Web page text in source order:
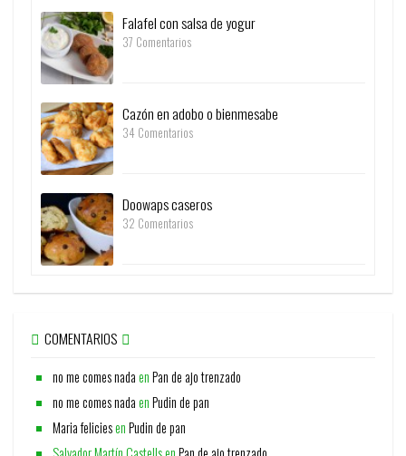
Falafel con salsa de yogur
37 Comentarios
Cazón en adobo o bienmesabe
34 Comentarios
Doowaps caseros
32 Comentarios
COMENTARIOS
no me comes nadaenPan de ajo trenzado
no me comes nadaenPudin de pan
Maria feliciesenPudin de pan